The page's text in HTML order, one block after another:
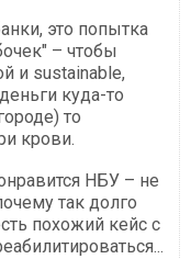
это попытка
– чтобы
и sustainable,
куда-то
то
крови.
НБУ – не
так долго
похожий кейс с